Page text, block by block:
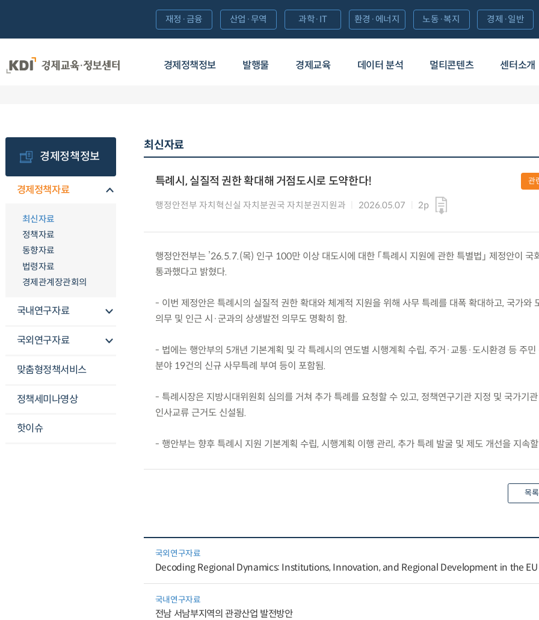
경제정책정보 발행물 경제교육 데이터 분석 멀티콘텐츠 센터소개
재정·금융 산업·무역 과학·IT 환경·에너지 노동·복지 경제·일반
경제정책정보
경제정책자료
최신자료
정책자료
동향자료
법령자료
경제관계장관회의
국내연구자료
국외연구자료
맞춤형정책서비스
정책세미나영상
핫이슈
최신자료
특례시, 실질적 권한 확대해 거점도시로 도약한다!
행정안전부 자치혁신실 자치분권국 자치분권지원과 2026.05.07 2p
관
행정안전부는 ’26.5.7.(목) 인구 100만 이상 대도시에 대한 「특례시 지원에 관한 특별법」 제정안이 국
통과했다고 밝혔다.
- 이번 제정안은 특례시의 실질적 권한 확대와 체계적 지원을 위해 사무 특례를 대폭 확대하고, 국가와
의무 및 인근 시·군과의 상생발전 의무도 명확히 함.
- 법에는 행안부의 5개년 기본계획 및 각 특례시의 연도별 시행계획 수립, 주거·교통·도시환경 등 주민
분야 19건의 신규 사무특례 부여 등이 포함됨.
- 특례시장은 지방시대위원회 심의를 거쳐 추가 특례를 요청할 수 있고, 정책연구기관 지정 및 국가기관
인사교류 근거도 신설됨.
- 행안부는 향후 특례시 지원 기본계획 수립, 시행계획 이행 관리, 추가 특례 발굴 및 제도 개선을 지속
목록
국외연구자료
Decoding Regional Dynamics: Institutions, Innovation, and Regional Development in the EU
국내연구자료
전남 서남부지역의 관광산업 발전방안